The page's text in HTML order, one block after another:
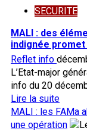
respect
des
Fin
du
retrait
des
du
pays
SECURITE
MALI : des
indignée
Reflet info
L’Etat-major
info du 20
Lire la suiteEn
savoir
plus
MALI : les FAMa
une opération